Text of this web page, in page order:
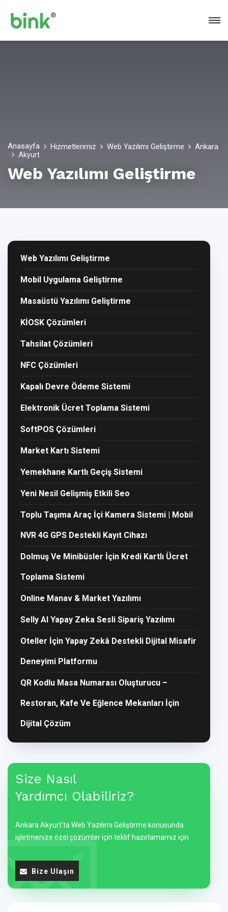
Anasayfa Hizmetlerimiz Web Yazılımı Geliştirme
Ankara
Akyurt
Web Yazılımı Geliştirme
Web Yazılımı Geliştirme
Mobil Uygulama Geliştirme
Masaüstü Yazılımı Geliştirme
KİOSK Çözümleri
Tahsilat Çözümleri
NFC Çözümleri
Kapalı Devre Ödeme Sistemi
Elektronik Ücret Toplama Sistemi
SoftPOS Çözümleri
Market Kartı Sistemi
Yemekhane Kartlı Geçiş Sistemi
Yeni Nesil Gelişmiş Etkili Seo
Toplu Taşıma Araç İçi Kamera Sistemi | Mobil
NVR 4G GPS Destekli Kayıt Cihazı
Dolmuş Ve Minibüsler İçin Kredi Kartlı Ücret
Toplama Sistemi
Online Manav & Market Yazılımı
Selly AI Yapay Zeka Sesli Sipariş Yazılımı
Oteller İçin Yapay Zekâ Destekli Dijital Misafir
Deneyimi Platformu
QR Kodlu Masa Numarası Oluşturucu –
Restoran, Kafe Ve Eğlence Mekanları İçin
Dijital Çözüm
Size Nasıl
Yardımcı Olabiliriz?
Ankara Akyurt'ta Web Yazılımı Geliştirme konusunda
işletmenize özel çözümler için teklif hazırlamamız için
Bize Ulaşın